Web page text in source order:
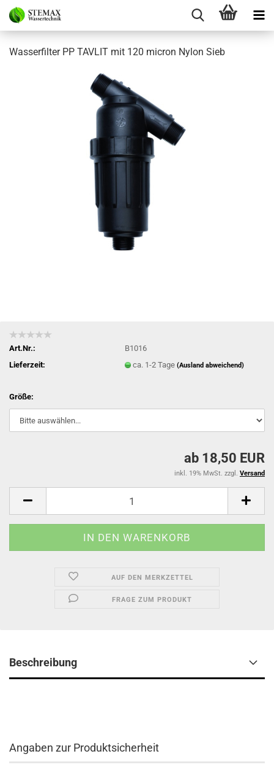
Wasserfilter PP TAVLIT mit 120 micron Nylon Sieb
Art.Nr.:
B1016
Lieferzeit:
ca. 1-2 Tage(Ausland abweichend)
Größe:
ab 18,50 EUR
inkl. 19% MwSt. zzgl. Versand
AUF DEN MERKZETTEL
FRAGE ZUM PRODUKT
Beschreibung
Angaben zur Produktsicherheit